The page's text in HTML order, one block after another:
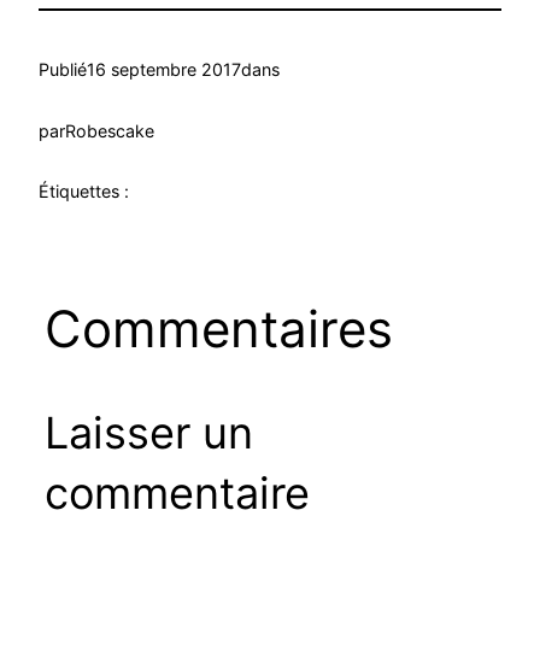
Publié16 septembre 2017dans
parRobescake
Étiquettes :
Commentaires
Laisser un
commentaire